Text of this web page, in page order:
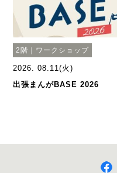
2階｜ワークショップ
2026. 08.11(火)
出張まんがBASE 2026